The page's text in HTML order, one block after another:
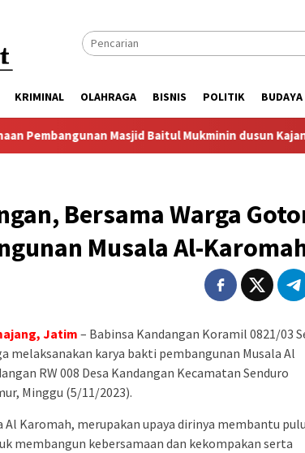
KRIMINAL OLAHRAGA BISNIS POLITIK BUDAYA
Masjid Baitul Mukminin dusun Kajang 2 Desa
Bersama Warga
Musala Al-
Jatim– Babinsa Kandangan Koramil 0821/03
melaksanakan karya bakti pembangunan Musala Al
RW 008 Desa Kandangan Kecamatan Senduro
Minggu (5/11/2023).
Karomah, merupakan upaya dirinya membantu
membangun kebersamaan dan kekompakan serta